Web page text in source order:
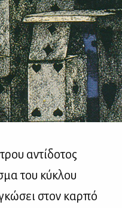
αντίδοτος
του κύκλου
στον καρπό